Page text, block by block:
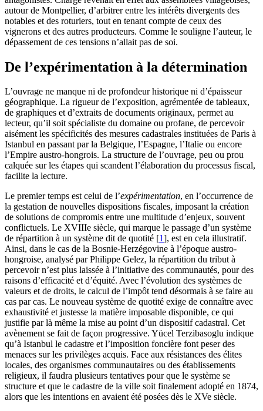
autour de Montpellier, d’arbitrer entre les intérêts divergents des
notables et des roturiers, tout en tenant compte de ceux des
vignerons et des autres producteurs. Comme le souligne l’auteur, le
dépassement de ces tensions n’allait pas de soi.
De l’expérimentation à la détermination
L’ouvrage ne manque ni de profondeur historique ni d’épaisseur
géographique. La rigueur de l’exposition, agrémentée de tableaux,
de graphiques et d’extraits de documents originaux, permet au
lecteur, qu’il soit spécialiste du domaine ou profane, de percevoir
aisément les spécificités des mesures cadastrales instituées de Paris à
Istanbul en passant par la Belgique, l’Espagne, l’Italie ou encore
l’Empire austro-hongrois. La structure de l’ouvrage, peu ou prou
calquée sur les étapes qui scandent l’élaboration du processus fiscal,
facilite la lecture.
Le premier temps est celui de l’expérimentation, en l’occurrence de
la gestation de nouvelles dispositions fiscales, imposant la création
de solutions de compromis entre une multitude d’enjeux, souvent
conflictuels. Le XVIIIe siècle, qui marque le passage d’un système
de répartition à un système dit de quotité [1], est en cela illustratif.
Ainsi, dans le cas de la Bosnie-Herzégovine à l’époque austro-
hongroise, analysé par Philippe Gelez, la répartition du tribut à
percevoir n’est plus laissée à l’initiative des communautés, pour des
raisons d’efficacité et d’équité. Avec l’évolution des systèmes de
valeurs et de droits, le calcul de l’impôt tend désormais à se faire au
cas par cas. Le nouveau système de quotité exige de connaître avec
exhaustivité et justesse la matière imposable disponible, ce qui
justifie par là même la mise au point d’un dispositif cadastral. Cet
avènement se fait de façon progressive. Yücel Terzibasoglu indique
qu’à Istanbul le cadastre et l’imposition foncière font peser des
menaces sur les privilèges acquis. Face aux résistances des élites
locales, des organismes communautaires ou des établissements
religieux, il faudra plusieurs tentatives pour que le système se
structure et que le cadastre de la ville soit finalement adopté en 1874,
alors que les intentions en avaient été posées dès le XVe siècle.